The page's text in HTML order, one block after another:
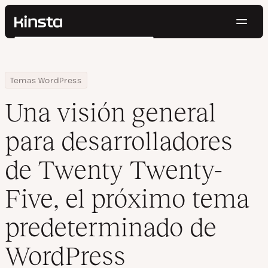
Kinsta®
Precios
Contacto
Buscar
Home
Centro de Recursos
Blog
Temas WordPress
Una visión general para desarrolladores de Twenty Twenty-
Una visión general
para desarrolladores
de Twenty Twenty-
Five, el próximo tema
predeterminado de
WordPress